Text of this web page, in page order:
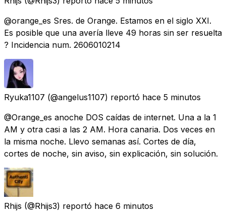
@orange_es Sres. de Orange. Estamos en el siglo XXI.
Es posible que una avería lleve 49 horas sin ser resuelta
? Incidencia num. 2606010214
Ryuka1107 (@angelus1107) reportó hace 5 minutos
@Orange_es anoche DOS caídas de internet. Una a la 1
AM y otra casi a las 2 AM. Hora canaria. Dos veces en
la misma noche. Llevo semanas así. Cortes de día,
cortes de noche, sin aviso, sin explicación, sin solución.
Rhijs (@Rhijs3) reportó hace 6 minutos